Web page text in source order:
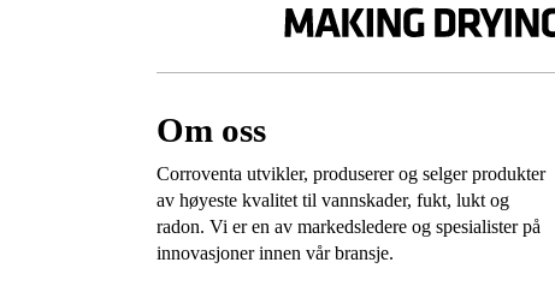
Om oss
Corroventa utvikler, produserer og selger produkter
av høyeste kvalitet til vannskader, fukt, lukt og
radon. Vi er en av markedsledere og spesialister på
innovasjoner innen vår bransje.